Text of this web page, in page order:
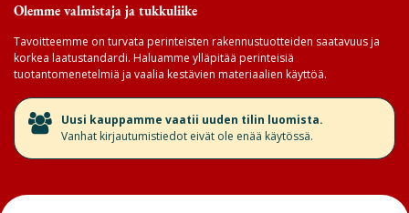
Olemme valmistaja ja tukkuliike
Tavoitteemme on turvata perinteisten rakennustuotteiden saatavuus ja
korkea laatustandardi. Haluamme ylläpitää perinteisiä
tuotantomenetelmiä ja vaalia kestävien materiaalien käyttöä.
​Uusi kauppamme vaatii uuden tilin luomista.
Vanhat kirjautumistiedot eivät ole enää käytössä.